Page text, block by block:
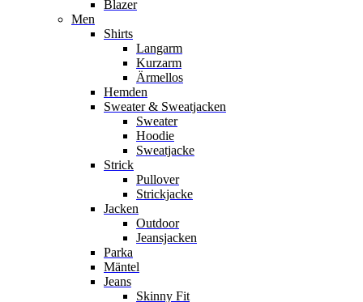
Blazer
Men
Shirts
Langarm
Kurzarm
Ärmellos
Hemden
Sweater & Sweatjacken
Sweater
Hoodie
Sweatjacke
Strick
Pullover
Strickjacke
Jacken
Outdoor
Jeansjacken
Parka
Mäntel
Jeans
Skinny Fit